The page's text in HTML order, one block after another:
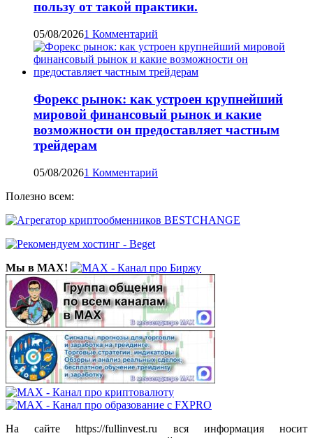
пользу от такой практики.
05/08/20261 Комментарий
Форекс рынок: как устроен крупнейший
мировой финансовый рынок и какие
возможности он предоставляет частным
трейдерам
05/08/20261 Комментарий
Полезно всем:
Мы в MAX!
На сайте https://fullinvest.ru вся информация носит